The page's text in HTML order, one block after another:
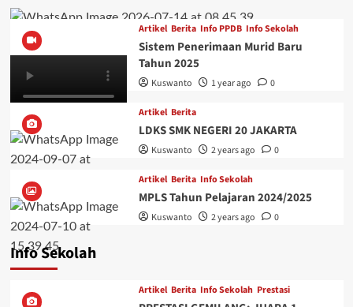
Artikel Berita Info PPDB Info Sekolah
Sistem Penerimaan Murid Baru
Tahun 2025
Kuswanto 1 year ago 0
Artikel Berita
LDKS SMK NEGERI 20 JAKARTA
Kuswanto 2 years ago 0
Artikel Berita Info Sekolah
MPLS Tahun Pelajaran 2024/2025
Kuswanto 2 years ago 0
Info Sekolah
Artikel Berita Info Sekolah Prestasi